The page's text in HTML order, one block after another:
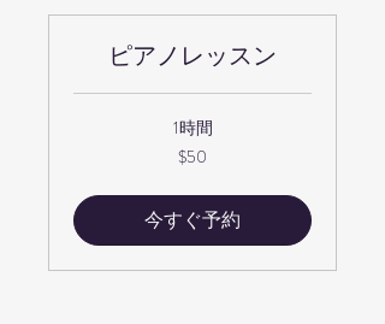
ピアノレッスン
1時間
ル
$50
今すぐ予約